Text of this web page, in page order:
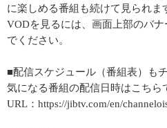
に楽しめる番組も続けて見られま
VODを見るには、画面上部の
でください。
■配信スケジュール（番組表）も
気になる番組の配信日時はこちら
URL：https://jibtv.com/en/